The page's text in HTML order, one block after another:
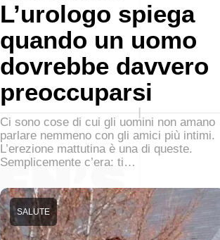
L’urologo spiega
quando un uomo
dovrebbe davvero
preoccuparsi
Ci sono cose di cui gli uomini non amano
parlare nemmeno con gli amici più intimi.
L’erezione mattutina è una di queste.
Semplicemente c’era: ti…
SALUTE